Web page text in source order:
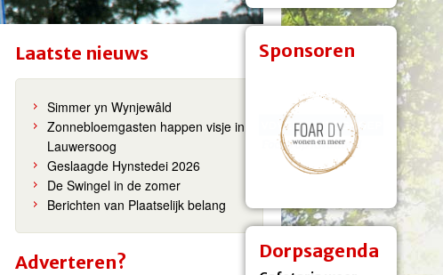
Sponsoren
Dorpsagenda
Laatste nieuws
Simmer yn Wynjewâld
Zonnebloemgasten happen visje in
Lauwersoog
Geslaagde Hynstedei 2026
De Swingel in de zomer
Berichten van Plaatselijk belang
Adverteren?